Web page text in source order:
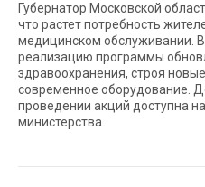
Губернатор Московской
что растет потребность
медицинском обслуживании.
реализацию программы
здравоохранения, строя
современное оборудование.
проведении акций доступна
министерства.